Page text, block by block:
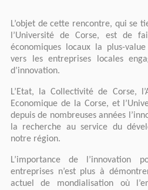
L’objet de cette rencontre, qui se
l’Université de Corse, est de
économiques locaux la plus-
vers les entreprises locales
d’innovation.
L’Etat, la Collectivité de Corse,
Economique de la Corse, et
depuis de nombreuses années
la recherche au service du
notre région.
L’importance de l’innovation
entreprises n’est plus à
actuel de mondialisation où